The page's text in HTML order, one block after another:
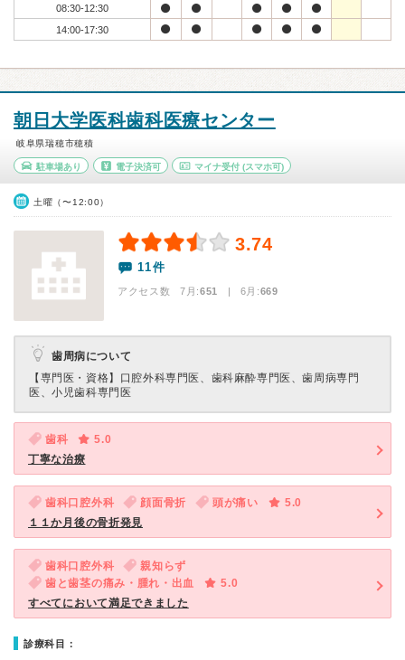
08:30-12:30
14:00-17:30
朝日大学医科歯科医療センター
岐阜県瑞穂市穂積
駐車場あり 電子決済可 マイナ受付 (スマホ可)
土曜（〜12:00）
3.74
11件
アクセス数 7月:651 | 6月:669
歯周病について
【専門医・資格】 口腔外科専門医、歯科麻酔専門医、歯周病専門
医、小児歯科専門医
歯科
5.0
丁寧な治療
歯科口腔外科 顔面骨折 頭が痛い
5.0
１１か月後の骨折発見
歯科口腔外科
親知らず
歯と歯茎の痛み・腫れ・出血
5.0
すべてにおいて満足できました
診療科目：